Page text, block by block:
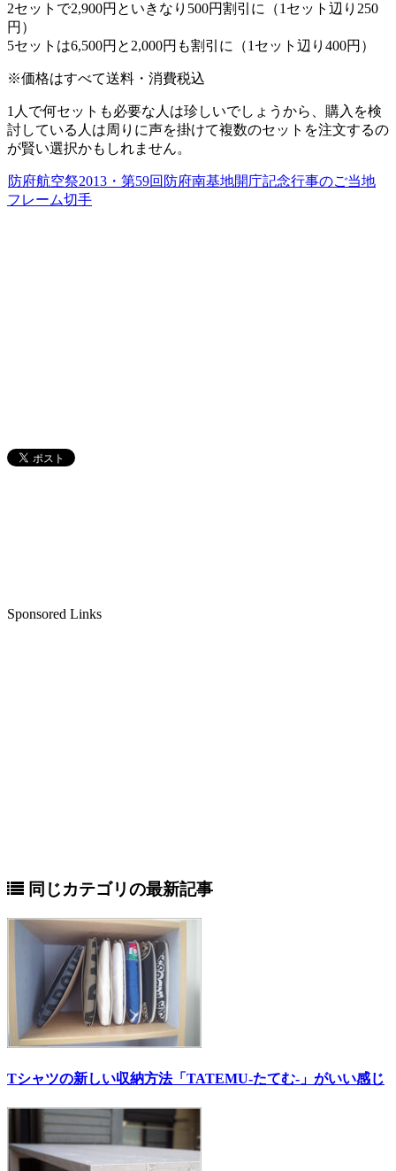
2セットで2,900円といきなり500円割引に（1セット辺り250
円）
5セットは6,500円と2,000円も割引に（1セット辺り400円）
※価格はすべて送料・消費税込
1人で何セットも必要な人は珍しいでしょうから、購入を検
討している人は周りに声を掛けて複数のセットを注文するの
が賢い選択かもしれません。
防府航空祭2013・第59回防府南基地開庁記念行事のご当地
フレーム切手
Sponsored Links
同じカテゴリの最新記事
Tシャツの新しい収納方法「TATEMU-たてむ-」がいい感じ